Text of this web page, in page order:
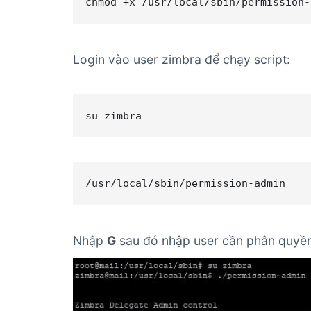
Login vào user zimbra để chạy script:
su zimbra
/usr/local/sbin/permission-admin
Nhập G sau đó nhập user cần phân